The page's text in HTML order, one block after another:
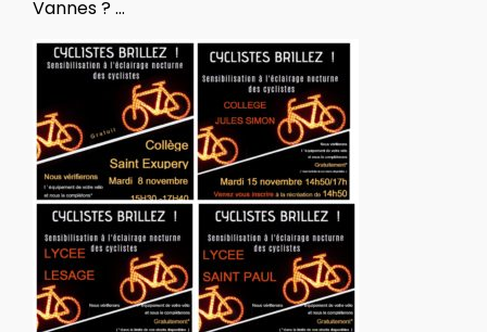
Vannes ? …